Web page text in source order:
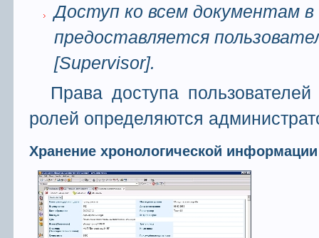
Доступ ко всем документам
предоставляется
[Supervisor].
Права доступа
ролей определяются
Хранение хронологической